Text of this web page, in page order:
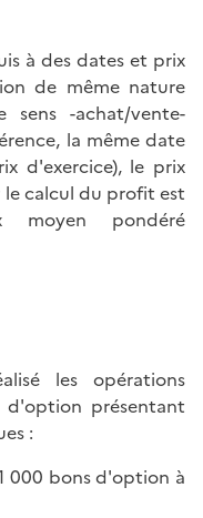
à des dates et prix
de même nature
-achat/vente-
la même date
d'exercice), le prix
calcul du profit est
pondéré
les opérations
d'option présentant
:
000 bons d'option à